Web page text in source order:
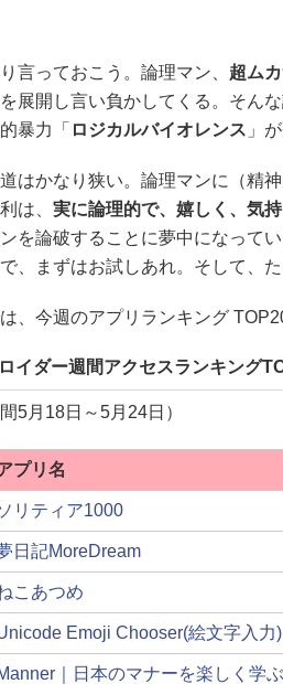
言っておこう。論理マン、 超ムカ
展開し言い負かしてくる。そん
暴力「 ロジカルバイオレンス 」
はかなり狭い。論理マンに（精
は、 実に論理的で、嬉しく、気
を論破することに夢中になって
、まずはお試しあれ。そして、
、今週のアプリランキング
イダー週間アクセスランキング
間5月18日～5月24日）
プリ名
リティア1000
日記MoreDream
こあつめ
Emoji Chooser(絵文字入力)
｜日本のマナーを楽しく学ぶ